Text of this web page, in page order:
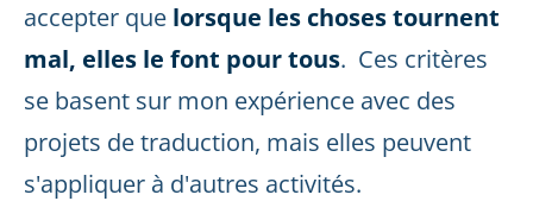
accepter que lorsque les choses tournent
mal, elles le font pour tous. Ces critères
se basent sur mon expérience avec des
projets de traduction, mais elles peuvent
s'appliquer à d'autres activités.